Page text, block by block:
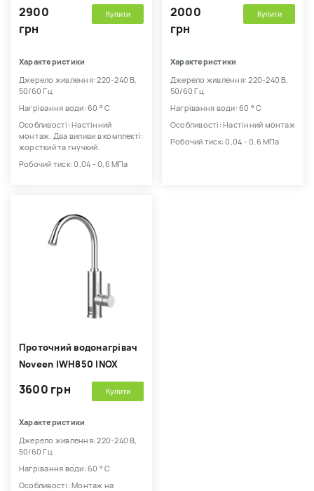
2900
грн
Купити
Характеристики
Джерело живлення: 220-240 В,
50/60 Гц
Нагрівання води: 60 ° С
Особливості: Настінний
монтаж. Два виливи в комплекті:
жорсткий та гнучкий.
Робочий тиск: 0,04 - 0,6 МПа
2000
грн
Купити
Характеристики
Джерело живлення: 220-240 В,
50/60 Гц
Нагрівання води: 60 ° С
Особливості: Настінний монтаж
Робочий тиск: 0,04 - 0,6 МПа
Проточний водонагрівач
Noveen IWH850 INOX
3600 грн Купити
Характеристики
Джерело живлення: 220-240 В,
50/60 Гц
Нагрівання води: 60 ° С
Особливості: Монтаж на